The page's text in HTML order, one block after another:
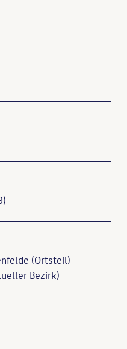
(Ortsteil)
Bezirk)